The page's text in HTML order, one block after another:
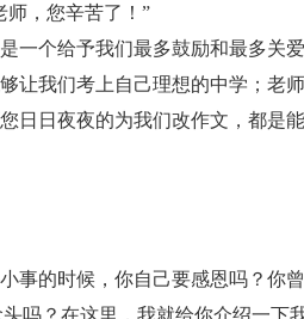
师，您辛苦了！”
一个给予我们最多鼓励和最多关爱
让我们考上自己理想的中学；老
日日夜夜的为我们改作文，都是
事的时候，你自己要感恩吗？你
吗？在这里，我就给你介绍一下